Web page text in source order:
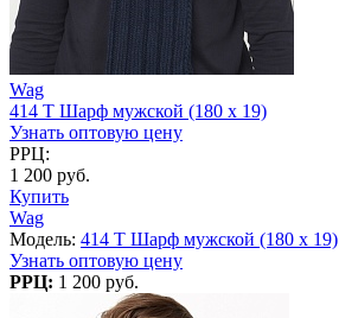
Wag
414 T Шарф мужской (180 x 19)
Узнать оптовую цену
РРЦ:
1 200 руб.
Купить
Wag
Модель: 414 T Шарф мужской (180 x 19)
Узнать оптовую цену
РРЦ: 1 200 руб.